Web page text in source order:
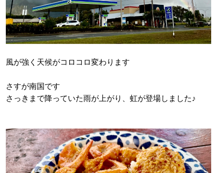
風が強く天候がコロコロ変わります
さすが南国です
さっきまで降っていた雨が上がり、虹が登場しました♪